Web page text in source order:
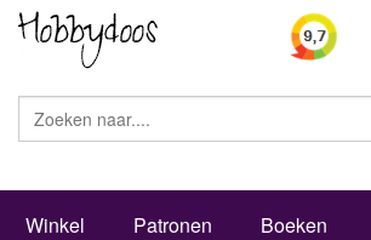
Winkel Patronen Boeken